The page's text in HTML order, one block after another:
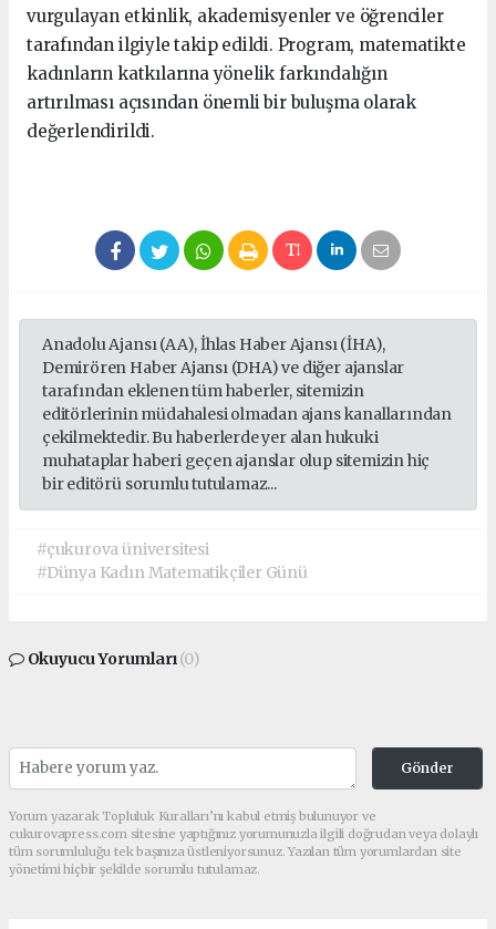
vurgulayan etkinlik, akademisyenler ve öğrenciler
tarafından ilgiyle takip edildi. Program, matematikte
kadınların katkılarına yönelik farkındalığın
artırılması açısından önemli bir buluşma olarak
değerlendirildi.
Anadolu Ajansı (AA), İhlas Haber Ajansı (İHA),
Demirören Haber Ajansı (DHA) ve diğer ajanslar
tarafından eklenen tüm haberler, sitemizin
editörlerinin müdahalesi olmadan ajans kanallarından
çekilmektedir. Bu haberlerde yer alan hukuki
muhataplar haberi geçen ajanslar olup sitemizin hiç
bir editörü sorumlu tutulamaz...
#çukurova üniversitesi
#Dünya Kadın Matematikçiler Günü
Okuyucu Yorumları(0)
Gönder
Yorum yazarak Topluluk Kuralları’nı kabul etmiş bulunuyor ve
cukurovapress.com sitesine yaptığınız yorumunuzla ilgili doğrudan veya dolaylı
tüm sorumluluğu tek başınıza üstleniyorsunuz. Yazılan tüm yorumlardan site
yönetimi hiçbir şekilde sorumlu tutulamaz.